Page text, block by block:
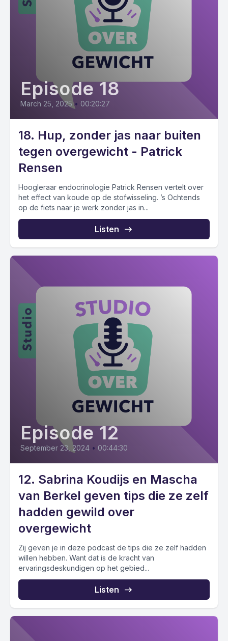
Episode 18
March 25, 2025 • 00:20:27
18. Hup, zonder jas naar buiten
tegen overgewicht - Patrick
Rensen
Hoogleraar endocrinologie Patrick Rensen vertelt over
het effect van koude op de stofwisseling. ’s Ochtends
op de fiets naar je werk zonder jas in...
Listen
Episode 12
September 23, 2024 • 00:44:30
12. Sabrina Koudijs en Mascha
van Berkel geven tips die ze zelf
hadden gewild over
overgewicht
Zij geven je in deze podcast de tips die ze zelf hadden
willen hebben. Want dat is de kracht van
ervaringsdeskundigen op het gebied...
Listen